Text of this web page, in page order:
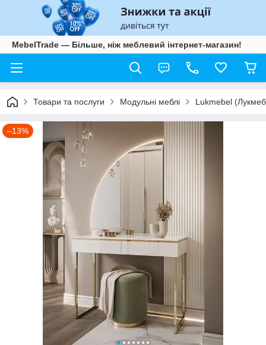
MebelTrade — Більше, ніж меблевий інтернет-магазин!
Товари та послуги Модульні меблі Lukmebel
–13%